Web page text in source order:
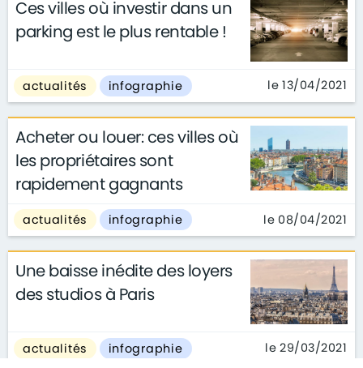
Ces villes où investir dans un
parking est le plus rentable !
actualités infographie le 13/04/2021
Acheter ou louer: ces villes où
les propriétaires sont
rapidement gagnants
actualités infographie le 08/04/2021
Une baisse inédite des loyers
des studios à Paris
actualités infographie le 29/03/2021